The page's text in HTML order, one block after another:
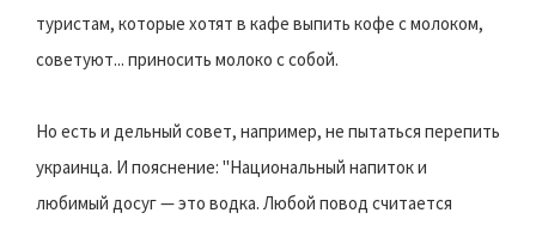
туристам, которые хотят в кафе выпить кофе с молоком,
советуют... приносить молоко с собой.
Но есть и дельный совет, например, не пытаться перепить
украинца. И пояснение: "Национальный напиток и
любимый досуг — это водка. Любой повод считается